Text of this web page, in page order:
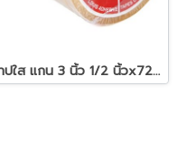
เทปใส แกน 3 นิ้ว 1/2 นิ้วx72 หลา หลุยส์